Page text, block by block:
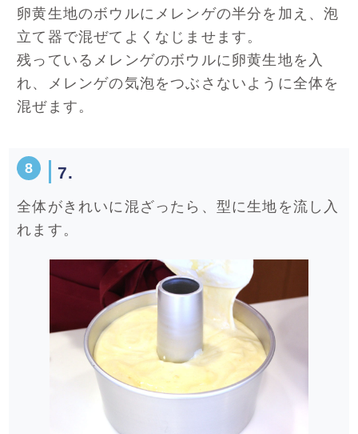
卵黄生地のボウルにメレンゲの半分を加え、泡
立て器で混ぜてよくなじませます。
残っているメレンゲのボウルに卵黄生地を入
れ、メレンゲの気泡をつぶさないように全体を
混ぜます。
7.
全体がきれいに混ざったら、型に生地を流し入
れます。